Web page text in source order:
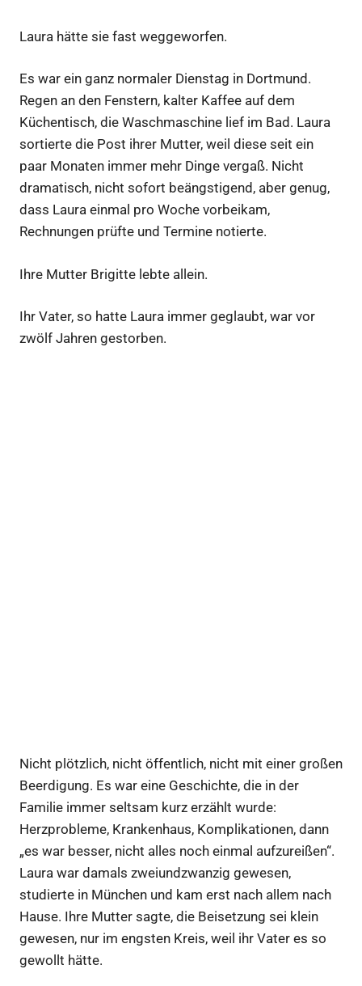
Laura hätte sie fast weggeworfen.
Es war ein ganz normaler Dienstag in Dortmund.
Regen an den Fenstern, kalter Kaffee auf dem
Küchentisch, die Waschmaschine lief im Bad. Laura
sortierte die Post ihrer Mutter, weil diese seit ein
paar Monaten immer mehr Dinge vergaß. Nicht
dramatisch, nicht sofort beängstigend, aber genug,
dass Laura einmal pro Woche vorbeikam,
Rechnungen prüfte und Termine notierte.
Ihre Mutter Brigitte lebte allein.
Ihr Vater, so hatte Laura immer geglaubt, war vor
zwölf Jahren gestorben.
Nicht plötzlich, nicht öffentlich, nicht mit einer großen
Beerdigung. Es war eine Geschichte, die in der
Familie immer seltsam kurz erzählt wurde:
Herzprobleme, Krankenhaus, Komplikationen, dann
„es war besser, nicht alles noch einmal aufzureißen“.
Laura war damals zweiundzwanzig gewesen,
studierte in München und kam erst nach allem nach
Hause. Ihre Mutter sagte, die Beisetzung sei klein
gewesen, nur im engsten Kreis, weil ihr Vater es so
gewollt hätte.